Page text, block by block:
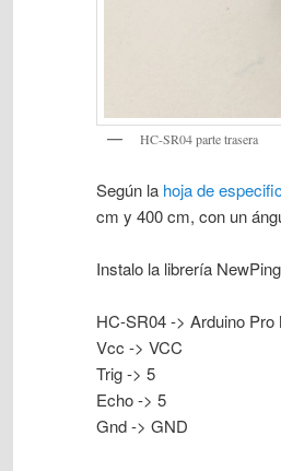
HC-SR04 parte trasera
Según la hoja de
cm y 400 cm, con un
Instalo la librería
HC-SR04 -> Arduino Pro
Vcc -> VCC
Trig -> 5
Echo -> 5
Gnd -> GND